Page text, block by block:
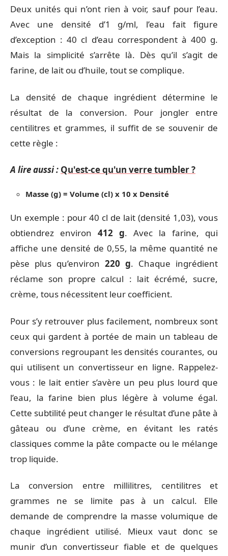
Deux unités qui n’ont rien à voir, sauf pour l’eau.
Avec une densité d’1 g/ml, l’eau fait figure
d’exception : 40 cl d’eau correspondent à 400 g.
Mais la simplicité s’arrête là. Dès qu’il s’agit de
farine, de lait ou d’huile, tout se complique.
La densité de chaque ingrédient détermine le
résultat de la conversion. Pour jongler entre
centilitres et grammes, il suffit de se souvenir de
cette règle :
A lire aussi : Qu'est-ce qu'un verre tumbler ?
Masse (g) = Volume (cl) x 10 x Densité
Un exemple : pour 40 cl de lait (densité 1,03), vous
obtiendrez environ 412 g. Avec la farine, qui
affiche une densité de 0,55, la même quantité ne
pèse plus qu’environ 220 g. Chaque ingrédient
réclame son propre calcul : lait écrémé, sucre,
crème, tous nécessitent leur coefficient.
Pour s’y retrouver plus facilement, nombreux sont
ceux qui gardent à portée de main un tableau de
conversions regroupant les densités courantes, ou
qui utilisent un convertisseur en ligne. Rappelez-
vous : le lait entier s’avère un peu plus lourd que
l’eau, la farine bien plus légère à volume égal.
Cette subtilité peut changer le résultat d’une pâte à
gâteau ou d’une crème, en évitant les ratés
classiques comme la pâte compacte ou le mélange
trop liquide.
La conversion entre millilitres, centilitres et
grammes ne se limite pas à un calcul. Elle
demande de comprendre la masse volumique de
chaque ingrédient utilisé. Mieux vaut donc se
munir d’un convertisseur fiable et de quelques